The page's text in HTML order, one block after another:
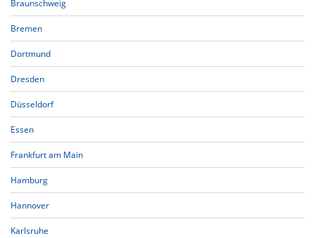
Braunschweig
Bremen
Dortmund
Dresden
Düsseldorf
Essen
Frankfurt am Main
Hamburg
Hannover
Karlsruhe